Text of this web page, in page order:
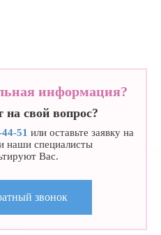
информация?
свой вопрос?
51 или оставьте заявку на
наши специалисты
Вас.
звонок